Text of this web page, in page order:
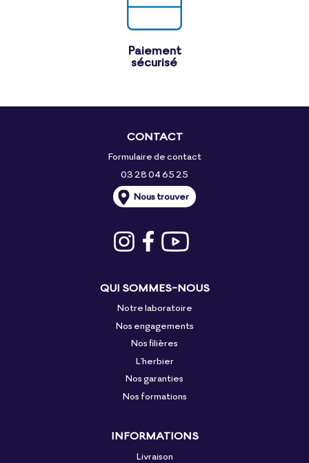
Paiement
sécurisé
CONTACT
Formulaire de contact
03 28 04 65 25
Nous trouver
QUI SOMMES-NOUS
Notre laboratoire
Nos engagements
Nos filières
L'herbier
Nos garanties
Nos formations
INFORMATIONS
Livraison